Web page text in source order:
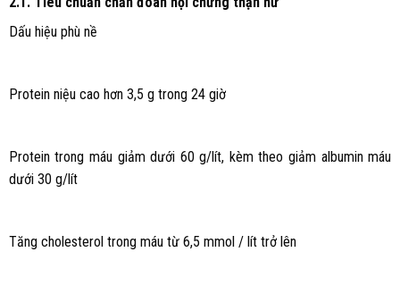
Dấu hiệu phù nề
Protein niệu cao hơn 3,5 g trong 24 giờ
Protein trong máu giảm dưới 60 g/lít, kèm theo giảm albumin máu
dưới 30 g/lít
Tăng cholesterol trong máu từ 6,5 mmol / lít trở lên